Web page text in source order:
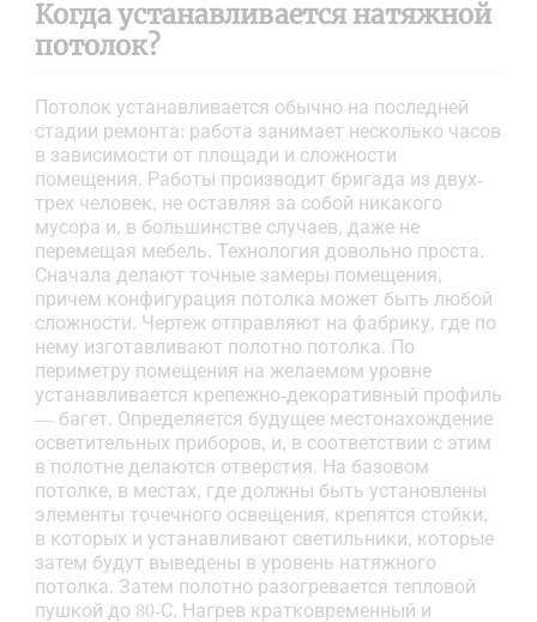
Когда устанавливается натяжной
потолок?
Потолок устанавливается обычно на последней
стадии ремонта: работа занимает несколько часов
в зависимости от площади и сложности
помещения. Работы производит бригада из двух-
трех человек, не оставляя за собой никакого
мусора и, в большинстве случаев, даже не
перемещая мебель. Технология довольно проста.
Сначала делают точные замеры помещения,
причем конфигурация потолка может быть любой
сложности. Чертеж отправляют на фабрику, где по
нему изготавливают полотно потолка. По
периметру помещения на желаемом уровне
устанавливается крепежно-декоративный профиль
— багет. Определяется будущее местонахождение
осветительных приборов, и, в соответствии с этим
в полотне делаются отверстия. На базовом
потолке, в местах, где должны быть установлены
элементы точечного освещения, крепятся стойки,
в которых и устанавливают светильники, которые
затем будут выведены в уровень натяжного
потолка. Затем полотно разогревается тепловой
пушкой до 80-С. Нагрев кратковременный и